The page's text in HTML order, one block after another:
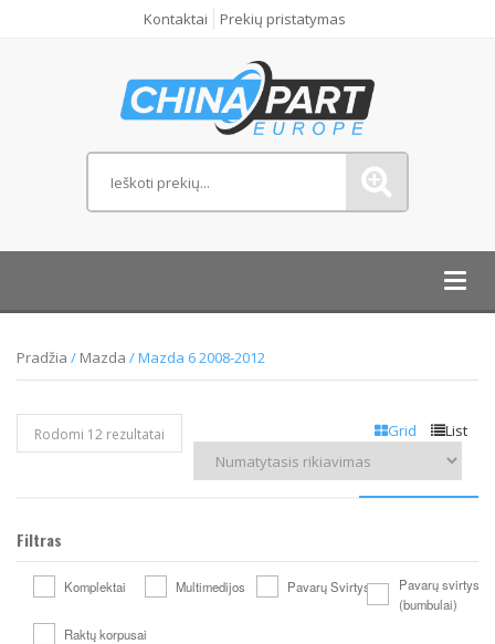
Kontaktai Prekių pristatymas
Pradžia / Mazda / Mazda 6 2008-2012
Grid List
Rodomi 12 rezultatai
Filtras
Komplektai Multimedijos Pavarų Svirtys
Pavarų svirtys
(bumbulai)
Raktų korpusai